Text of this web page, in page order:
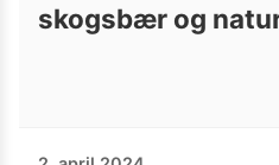
skogsbær og